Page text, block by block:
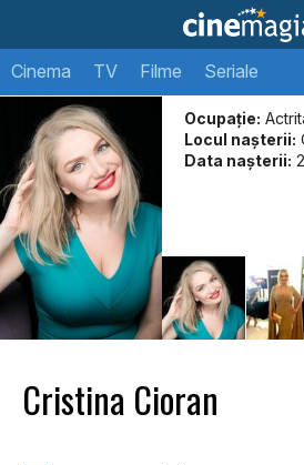
Cinema TV Filme Seriale
Ocupație:
Locul naşterii:
Data naşterii:
Cristina Cioran